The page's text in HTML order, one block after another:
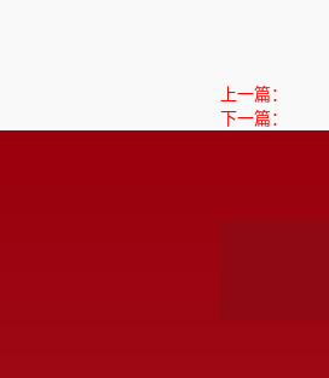
上一篇：
下一篇：